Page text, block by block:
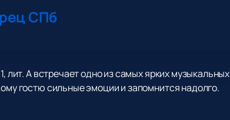
СПб
А встречает одно из самых ярких музыкальных
гостю сильные эмоции и запомнится надолго.